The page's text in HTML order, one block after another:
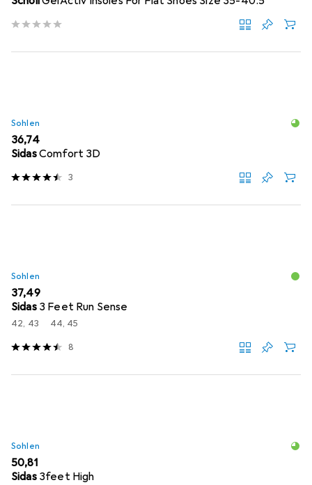
Sohlen
EUR
36,74
SidasComfort 3D
3
Sohlen
EUR
37,49
Sidas 3 Feet Run Sense
42, 43 44, 45
8
Sohlen
EUR
50,81
Sidas 3feet High